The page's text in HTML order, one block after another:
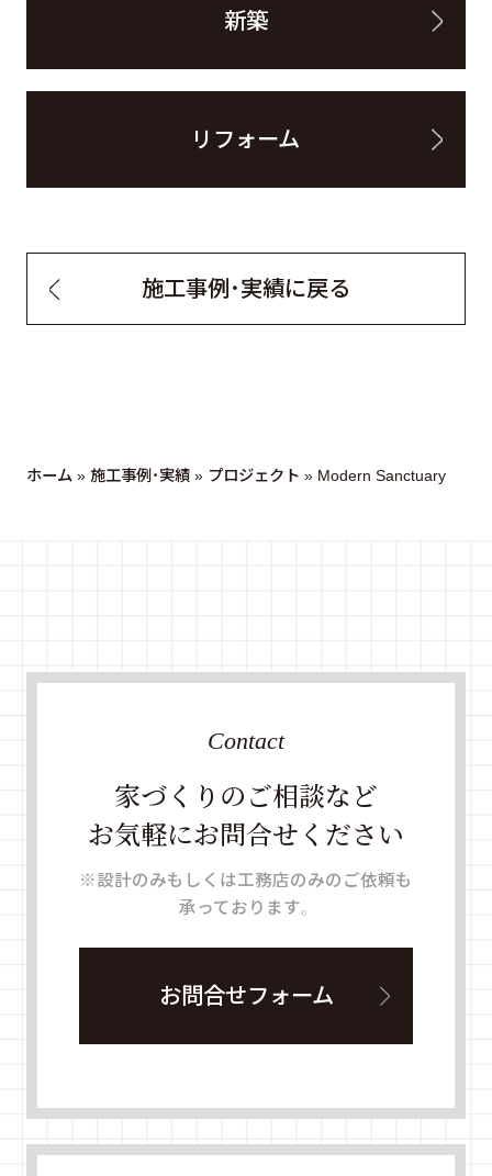
新築
リフォーム
施工事例・実績に戻る
ホーム» 施工事例・実績» プロジェクト » Modern Sanctuary
家づくりのご相談など
お気軽にお問合せください
Contact
※設計のみもしくは工務店のみのご依頼も
承っております。
お問合せフォーム